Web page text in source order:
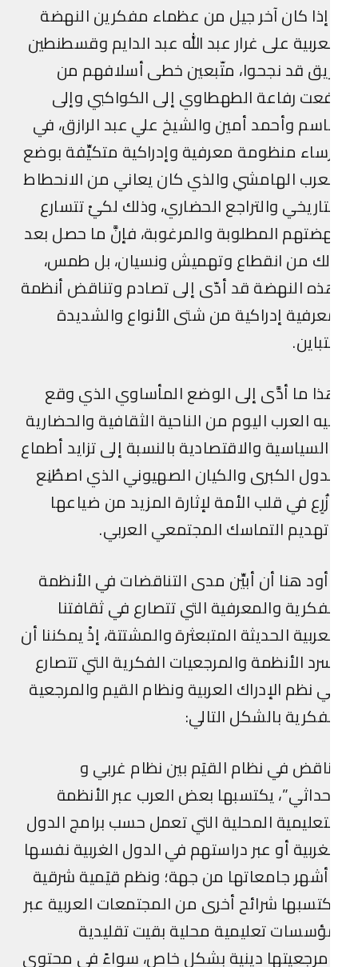
كان آخر جيل من عظماء مفكرين النهضة
على غرار عبد الله عبد الدايم وقسطنطين
قد نجحوا، متّبعين خطى أسلافهم من
رفاعة الطهطاوي إلى الكواكبي وإلى
وأحمد أمين والشيخ علي عبد الرازق، في
منظومة معرفية وإدراكية متكيِّفة بوضع
الهامشي والذي كان يعاني من الانحطاط
والتراجع الحضاري، وذلك لكيْ تتسارع
المطلوبة والمرغوبة، فإنَّ ما حصل بعد
من انقطاع وتهميش ونسيان، بل طمس،
النهضة قد أدّى إلى تصادم وتناقض أنظمة
إدراكية من شتى الأنواع والشديدة
ما أدَّى إلى الوضع المأساوي الذي وقع
العرب اليوم من الناحية الثقافية والحضارية
والاقتصادية بالنسبة إلى تزايد أطماع
الكبرى والكيان الصهيوني الذي اصطُنِع
في قلب الأمة لإثارة المزيد من ضياعها
التماسك المجتمعي العربي.
هنا أن أبيِّن مدى التناقضات في الأنظمة
والمعرفية التي تتصارع في ثقافتنا
الحديثة المتبعثرة والمشتتة، إذْ يمكننا أن
الأنظمة والمرجعيات الفكرية التي تتصارع
نظم الإدراك العربية ونظام القيم والمرجعية
بالشكل التالي:
في نظام القيَم بين نظام غربي و
يكتسبها بعض العرب عبر الأنظمة
المحلية التي تعمل حسب برامج الدول
أو عبر دراستهم في الدول الغربية نفسها
جامعاتها من جهة؛ ونظم قيَمية شرقية
شرائح أخرى من المجتمعات العربية عبر
تعليمية محلية بقيت تقليدية
دينية بشكل خاص، سواءً في محتوى